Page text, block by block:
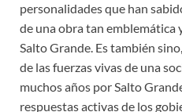
personalidades que han
de una obra tan emblemática
Salto Grande. Es también
de las fuerzas vivas de una
muchos años por Salto
respuestas activas de los